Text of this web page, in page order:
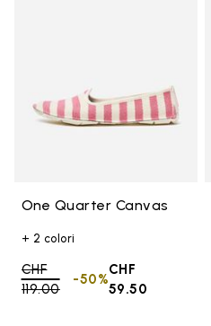
One Quarter Canvas
+ 2 colori
Price reduced from
CHF
119.00to
CHF
59.50
-50%